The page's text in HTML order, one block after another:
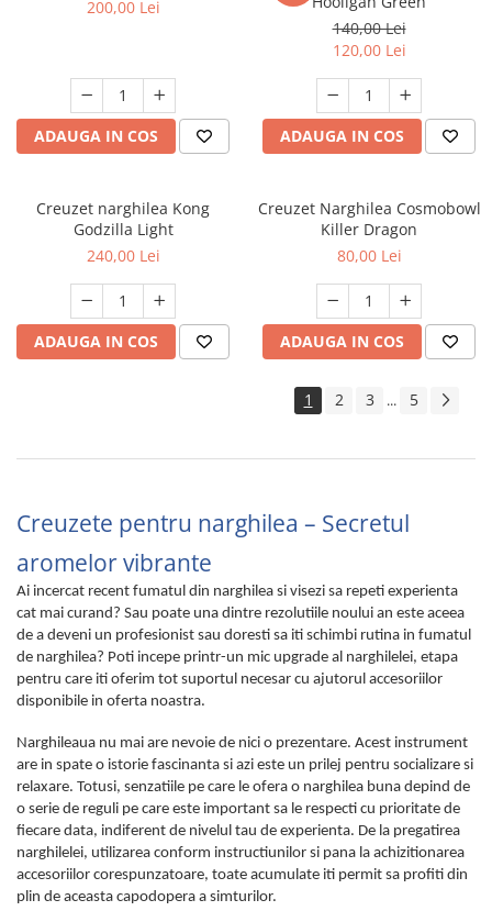
200,00 Lei
ADAUGA IN COS
140,00 Lei
120,00 Lei
ADAUGA IN COS
Creuzet narghilea Kong
Godzilla Light
240,00 Lei
ADAUGA IN COS
Creuzet Narghilea Cosmobowl
Killer Dragon
80,00 Lei
ADAUGA IN COS
1 2 3 ... 5
Creuzete pentru narghilea – Secretul
aromelor vibrante
Ai incercat recent fumatul din narghilea si visezi sa repeti experienta
cat mai curand? Sau poate una dintre rezolutiile noului an este aceea
de a deveni un profesionist sau doresti sa iti schimbi rutina in fumatul
de narghilea? Poti incepe printr-un mic upgrade al narghilelei, etapa
pentru care iti oferim tot suportul necesar cu ajutorul accesoriilor
disponibile in oferta noastra.
Narghileaua nu mai are nevoie de nici o prezentare. Acest instrument
are in spate o istorie fascinanta si azi este un prilej pentru socializare si
relaxare. Totusi, senzatiile pe care le ofera o narghilea buna depind de
o serie de reguli pe care este important sa le respecti cu prioritate de
fiecare data, indiferent de nivelul tau de experienta. De la pregatirea
narghilelei, utilizarea conform instructiunilor si pana la achizitionarea
accesoriilor corespunzatoare, toate acumulate iti permit sa profiti din
plin de aceasta capodopera a simturilor.